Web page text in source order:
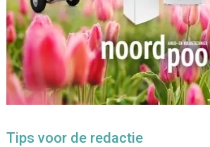
Tips voor de redactie